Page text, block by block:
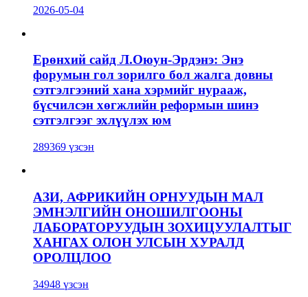
2026-05-04
Ерөнхий сайд Л.Оюун-Эрдэнэ: Энэ
форумын гол зорилго бол жалга довны
сэтгэлгээний хана хэрмийг нурааж,
бүсчилсэн хөгжлийн реформын шинэ
сэтгэлгээг эхлүүлэх юм
289369 үзсэн
АЗИ, АФРИКИЙН ОРНУУДЫН МАЛ
ЭМНЭЛГИЙН ОНОШИЛГООНЫ
ЛАБОРАТОРУУДЫН ЗОХИЦУУЛАЛТЫГ
ХАНГАХ ОЛОН УЛСЫН ХУРАЛД
ОРОЛЦЛОО
34948 үзсэн